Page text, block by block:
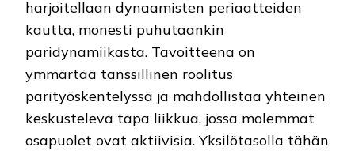
harjoitellaan dynaamisten periaatteiden
kautta, monesti puhutaankin
paridynamiikasta. Tavoitteena on
ymmärtää tanssillinen roolitus
parityöskentelyssä ja mahdollistaa yhteinen
keskusteleva tapa liikkua, jossa molemmat
osapuolet ovat aktiivisia. Yksilötasolla tähän